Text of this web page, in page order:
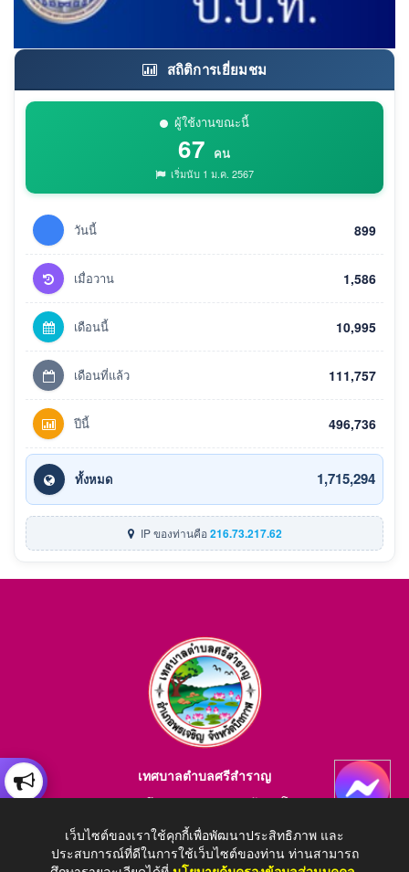
สถิติการเยี่ยมชม
ผู้ใช้งานขณะนี้
67 คน
เริ่มนับ 1 ม.ค. 2567
วันนี้ 899
เมื่อวาน 1,586
เดือนนี้ 10,995
เดือนที่แล้ว 111,757
ปีนี้ 496,736
ทั้งหมด 1,715,294
IP ของท่านคือ216.73.217.62
เทศบาลตำบลศรีสำราญ
E-mail : saraban_05380203@dla.go.th
เว็บไซต์ของเราใช้คุกกี้เพื่อพัฒนาประสิทธิภาพ และ
ประสบการณ์ที่ดีในการใช้เว็บไซต์ของท่าน ท่านสามารถ